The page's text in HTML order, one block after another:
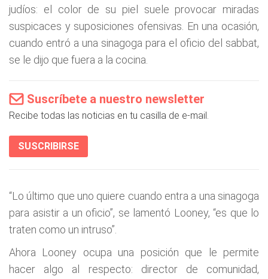
judíos: el color de su piel suele provocar miradas
suspicaces y suposiciones ofensivas. En una ocasión,
cuando entró a una sinagoga para el oficio del sabbat,
se le dijo que fuera a la cocina.
Suscríbete a nuestro newsletter
Recibe todas las noticias en tu casilla de e-mail.
SUSCRIBIRSE
“Lo último que uno quiere cuando entra a una sinagoga
para asistir a un oficio”, se lamentó Looney, “es que lo
traten como un intruso”.
Ahora Looney ocupa una posición que le permite
hacer algo al respecto: director de comunidad,